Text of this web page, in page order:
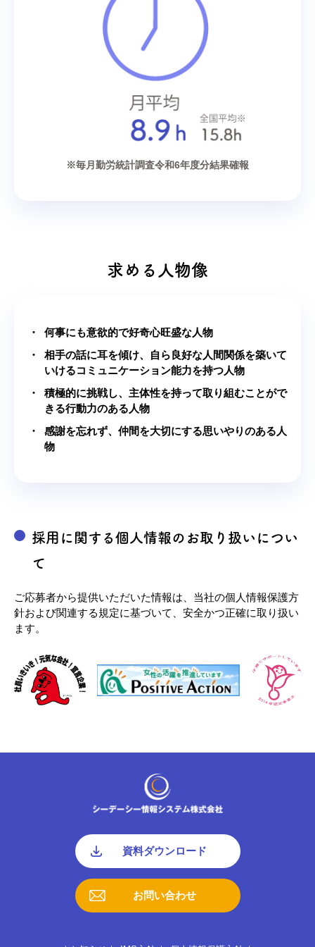
※毎月勤労統計調査令和6年度分結果確報
求める人物像
何事にも意欲的で好奇心旺盛な人物
相手の話に耳を傾け、自ら良好な人間関係を築いて
いけるコミュニケーション能力を持つ人物
積極的に挑戦し、主体性を持って取り組むことがで
きる行動力のある人物
感謝を忘れず、仲間を大切にする思いやりのある人
物
採用に関する個人情報のお取り扱いについ
て
ご応募者から提供いただいた情報は、当社の個人情報保護方
針および関連する規定に基づいて、安全かつ正確に取り扱い
ます。
資料ダウンロード
お問い合わせ